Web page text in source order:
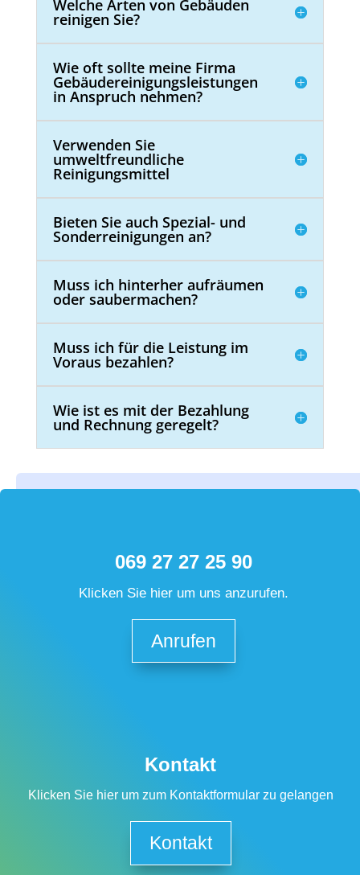
Welche Arten von Gebäuden
reinigen Sie?
Wie oft sollte meine Firma
Gebäudereinigungsleistungen
in Anspruch nehmen?
Verwenden Sie
umweltfreundliche
Reinigungsmittel
Bieten Sie auch Spezial- und
Sonderreinigungen an?
Muss ich hinterher aufräumen
oder saubermachen?
Muss ich für die Leistung im
Voraus bezahlen?
Wie ist es mit der Bezahlung
und Rechnung geregelt?
069 27 27 25 90
Klicken Sie hier um uns anzurufen.
Anrufen
Kontakt
Klicken Sie hier um zum Kontaktformular zu gelangen
Kontakt